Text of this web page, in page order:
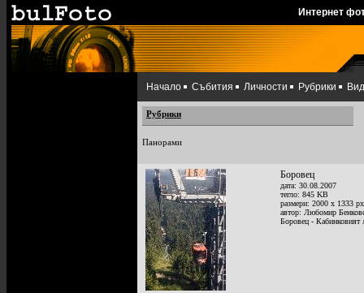
Интернет
Начало Събития Личности Рубрики
Рубрики
Панорами
Боровец
дата: 30.08.2007
тегло: 845 KB
размери: 2000 x 1333
автор: Любомир
Боровец - Кабинковият